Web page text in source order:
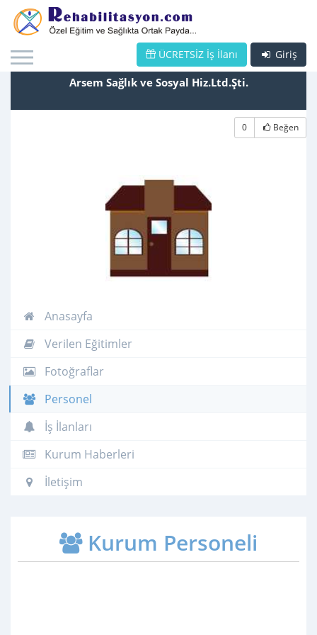
Giriş
ÜCRETSİZ İş İlanı
Arsem Sağlık ve Sosyal Hiz.Ltd.Şti.
0 Beğen
Anasayfa
Verilen Eğitimler
Fotoğraflar
Personel
İş İlanları
Kurum Haberleri
İletişim
Kurum Personeli